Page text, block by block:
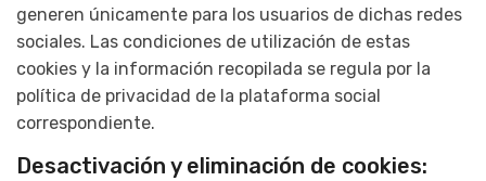
generen únicamente para los usuarios de dichas redes
sociales. Las condiciones de utilización de estas
cookies y la información recopilada se regula por la
política de privacidad de la plataforma social
correspondiente.
Desactivación y eliminación de cookies: